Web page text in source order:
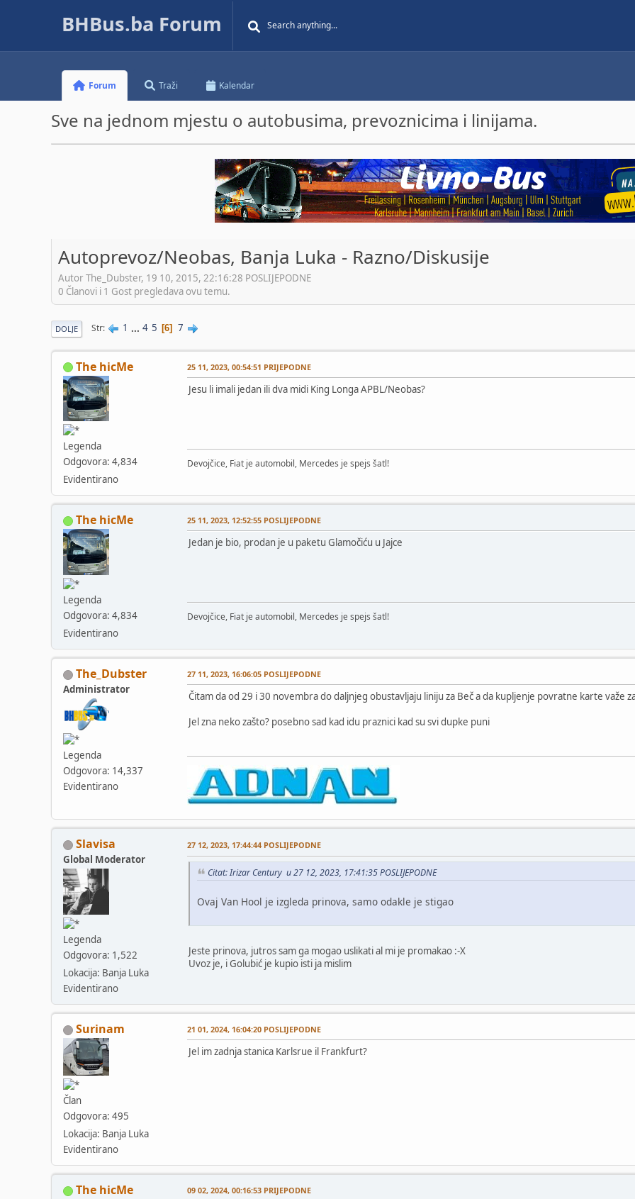
BHBus.ba Forum
Forum Traži Kalendar
Sve na jednom mjestu o autobusima, prevoznicima i linijama.
Autoprevoz/Neobas, Banja Luka - Razno/Diskusije
Autor The_Dubster, 19 10, 2015, 22:16:28 POSLIJEPODNE
0 Članovi i 1 Gost pregledava ovu temu.
DOLJE Str 1 ... 4 5 6 7
The hicMe
Legenda
Odgovora: 4,834
Evidentirano
25 11, 2023, 00:54:51 PRIJEPODNE
Jesu li imali jedan ili dva midi King Longa APBL/Neobas?
Devojčice, Fiat je automobil, Mercedes je spejs šatl!
The hicMe
Legenda
Odgovora: 4,834
Evidentirano
25 11, 2023, 12:52:55 POSLIJEPODNE
Jedan je bio, prodan je u paketu Glamočiću u Jajce
Devojčice, Fiat je automobil, Mercedes je spejs šatl!
The_Dubster
Administrator
Legenda
Odgovora: 14,337
Evidentirano
27 11, 2023, 16:06:05 POSLIJEPODNE
Čitam da od 29 i 30 novembra do daljnjeg obustavljaju liniju za Beč a da kupljenje povratne karte važe
Jel zna neko zašto? posebno sad kad idu praznici kad su svi dupke puni
Slavisa
Global Moderator
Legenda
Odgovora: 1,522
Lokacija: Banja Luka
Evidentirano
27 12, 2023, 17:44:44 POSLIJEPODNE
Citat: Irizar Century u 27 12, 2023, 17:41:35 POSLIJEPODNE
Ovaj Van Hool je izgleda prinova, samo odakle je stigao
Jeste prinova, jutros sam ga mogao uslikati al mi je promakao :-X
Uvoz je, i Golubić je kupio isti ja mislim
Surinam
Član
Odgovora: 495
Lokacija: Banja Luka
Evidentirano
21 01, 2024, 16:04:20 POSLIJEPODNE
Jel im zadnja stanica Karlsrue il Frankfurt?
The hicMe 09 02, 2024, 00:16:53 PRIJEPODNE